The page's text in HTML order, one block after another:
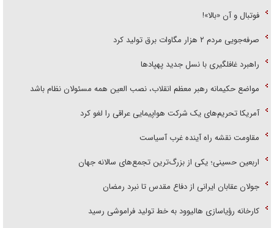
فوتبال و آن «بالا»!
صرفه‌جویی مردم ۲ هزار مگاوات برق تولید کرد
راهبرد غافلگیری با نسل جدید پهپاد‌ها
مواضع حکیمانه رهبر معظم انقلاب، نصب العین همه مسئولان نظام باشد
آمریکا تحریم‌های یک شرکت هواپیمایی عراقی را لغو کرد
مقاومت نقشه راه آینده غرب آسیاست
اربعین حسینی؛ یکی از بزرگ‌ترین تجمع‌های سالانه جهان
جولان عقابان ایرانی از دفاع مقدس تا نبرد رمضان
کارخانه رؤیاسازی هالیوود به خط تولید فراموشی رسید